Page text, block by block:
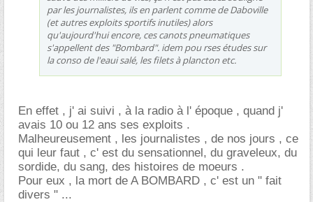
par les journalistes, ils en parlent comme de Daboville
(et autres exploits sportifs inutiles) alors
qu'aujourd'hui encore, ces canots pneumatiques
s'appellent des "Bombard". idem pou rses études sur
la conso de l'eaui salé, les filets à plancton etc.
En effet , j' ai suivi , à la radio à l' époque , quand j'
avais 10 ou 12 ans ses exploits .
Malheureusement , les journalistes , de nos jours , ce
qui leur faut , c' est du sensationnel, du graveleux, du
sordide, du sang, des histoires de moeurs .
Pour eux , la mort de A BOMBARD , c' est un " fait
divers " ...